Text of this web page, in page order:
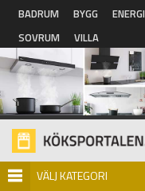
Hoppa till huvudinnehåll
BADRUM BYGG ENERGI
SOVRUM
VILLA
VÄLJ KATEGORI